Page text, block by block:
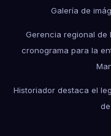
Galería de
Gerencia regional de
cronograma para la
Historiador destaca el